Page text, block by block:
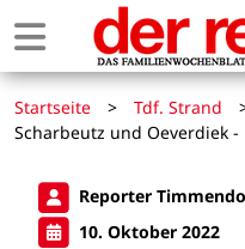
Startseite > Tdf. Strand
Scharbeutz und Oeverdiek
Reporter
10. Oktober 2022